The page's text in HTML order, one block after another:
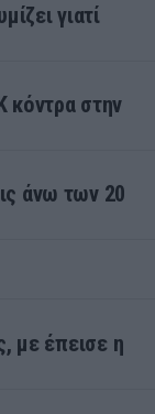
γιατί
στην
άνω των 20
με έπεισε η